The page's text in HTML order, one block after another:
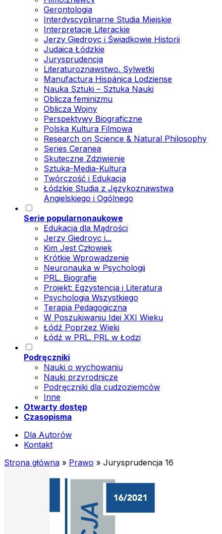
Gerontologia
Interdyscyplinarne Studia Miejskie
Interpretacje Literackie
Jerzy Giedroyc i Świadkowie Historii
Judaica Łódzkie
Jurysprudencja
Literaturoznawstwo. Sylwetki
Manufactura Hispánica Lodziense
Nauka Sztuki – Sztuka Nauki
Oblicza feminizmu
Oblicza Wojny
Perspektywy Biograficzne
Polska Kultura Filmowa
Research on Science & Natural Philosophy
Series Ceranea
Skuteczne Zdziwienie
Sztuka-Media-Kultura
Twórczość i Edukacja
Łódzkie Studia z Językoznawstwa
Angielskiego i Ogólnego
Serie popularnonaukowe
Edukacja dla Mądrości
Jerzy Giedroyc i...
Kim Jest Człowiek
Krótkie Wprowadzenie
Neuronauka w Psychologii
PRL. Biografie
Projekt: Egzystencja i Literatura
Psychologia Wszystkiego
Terapia Pedagogiczna
W Poszukiwaniu Idei XXI Wieku
Łódź Poprzez Wieki
Łódź w PRL. PRL w Łodzi
Podręczniki
Nauki o wychowaniu
Nauki przyrodnicze
Podręczniki dla cudzoziemców
Inne
Otwarty dostęp
Czasopisma
Dla Autorów
Kontakt
Strona główna » Prawo » Jurysprudencja 16